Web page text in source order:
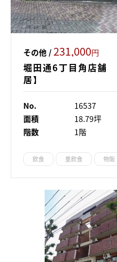
その他 / 231,000円
堀田通6丁目角店
居】
No.
16537
面積
18.79坪
階数
1階
飲食 重飲食 物販